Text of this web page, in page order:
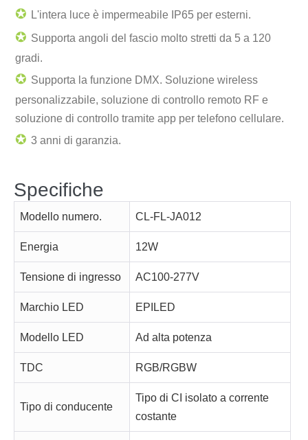
✪ L'intera luce è impermeabile IP65 per esterni.
✪ Supporta angoli del fascio molto stretti da 5 a 120
gradi.
✪ Supporta la funzione DMX. Soluzione wireless
personalizzabile, soluzione di controllo remoto RF e
soluzione di controllo tramite app per telefono cellulare.
✪ 3 anni di garanzia.
Specifiche
Modello numero. CL-FL-JA012
Energia 12W
Tensione di ingresso AC100-277V
Marchio LED EPILED
Modello LED Ad alta potenza
TDC RGB/RGBW
Tipo di conducente
Tipo di CI isolato a corrente
costante